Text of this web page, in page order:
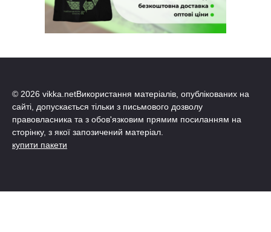
© 2026 vikka.netВикористання матеріалів, опублікованих на
сайті, допускається тільки з письмового дозволу
правовласника та з обов'язковим прямим посиланням на
сторінку, з якої запозичений матеріал.
купити пакети